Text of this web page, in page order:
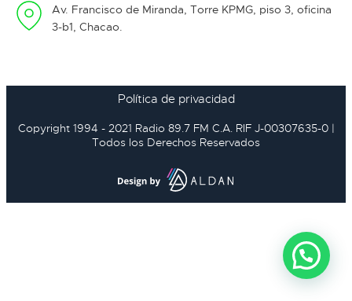
Av. Francisco de Miranda, Torre KPMG, piso 3, oficina
3-b1, Chacao.
Política de privacidad
Copyright 1994 - 2021 Radio 89.7 FM C.A. RIF J-00307635-0 |
Todos los Derechos Reservados